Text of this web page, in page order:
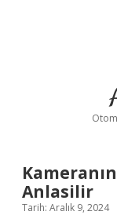
Kameranın
Anlasilir
Tarih: Aralık 9, 2024